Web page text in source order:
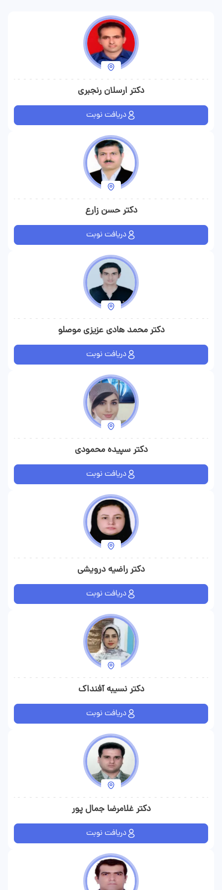
دکتر ارسلان رنجبری
دریافت نوبت
دکتر حسن زارع
دریافت نوبت
دکتر محمد هادی عزیزی موصلو
دریافت نوبت
دکتر سپیده محمودی
دریافت نوبت
دکتر راضیه درویشی
دریافت نوبت
دکتر نسیبه آفنداک
دریافت نوبت
دکتر غلامرضا جمال پور
دریافت نوبت